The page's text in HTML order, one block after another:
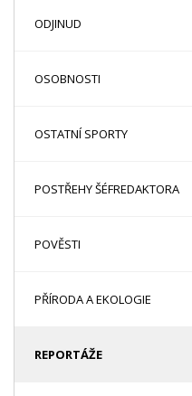
ODJINUD
OSOBNOSTI
OSTATNÍ SPORTY
POSTŘEHY ŠÉFREDAKTORA
POVĚSTI
PŘÍRODA A EKOLOGIE
REPORTÁŽE